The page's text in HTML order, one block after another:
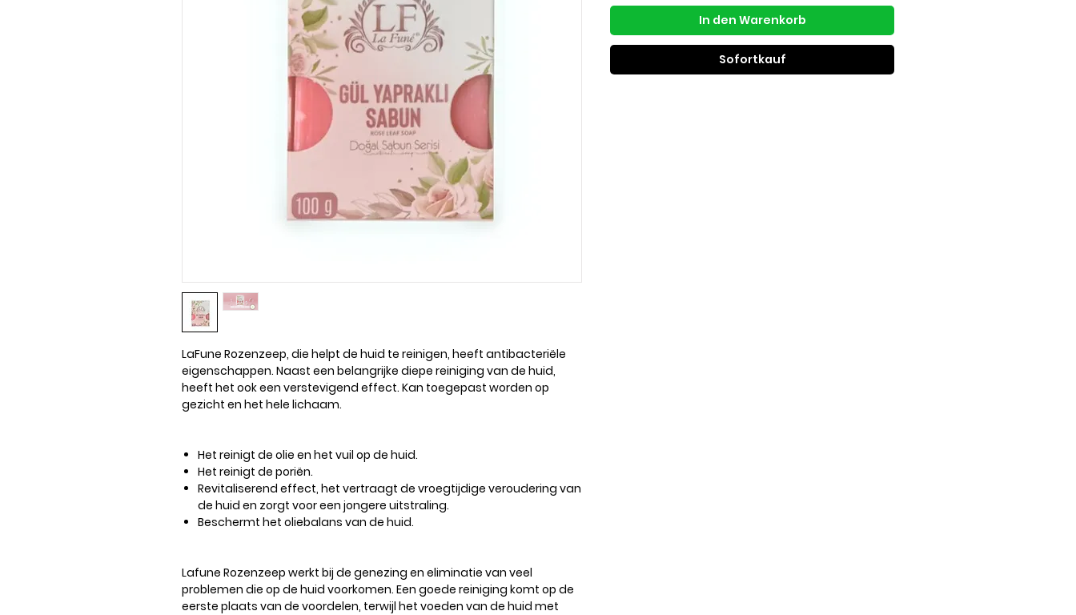
LaFune Rozenzeep, die helpt de huid te reinigen, heeft antibacteriële
eigenschappen. Naast een belangrijke diepe reiniging van de huid,
heeft het ook een verstevigend effect. Kan toegepast worden op
gezicht en het hele lichaam.
Het reinigt de olie en het vuil op de huid.
Het reinigt de poriën.
Revitaliserend effect, het vertraagt ​​de vroegtijdige veroudering van
de huid en zorgt voor een jongere uitstraling.
Beschermt het oliebalans van de huid.
Lafune Rozenzeep werkt bij de genezing en eliminatie van veel
problemen die op de huid voorkomen. Een goede reiniging komt op de
eerste plaats van de voordelen, terwijl het voeden van de huid met
In den Warenkorb
Sofortkauf